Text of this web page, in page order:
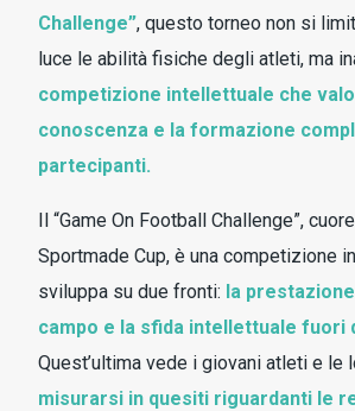
Challenge”, questo torneo non si
luce le abilità fisiche degli atleti, ma
competizione intellettuale che
conoscenza e la formazione
partecipanti.
Il “Game On Football Challenge”,
Sportmade Cup, è una competizione
sviluppa su due fronti: la
campo e la sfida intellettuale fuori
Quest’ultima vede i giovani atleti e le
misurarsi in quesiti riguardanti le